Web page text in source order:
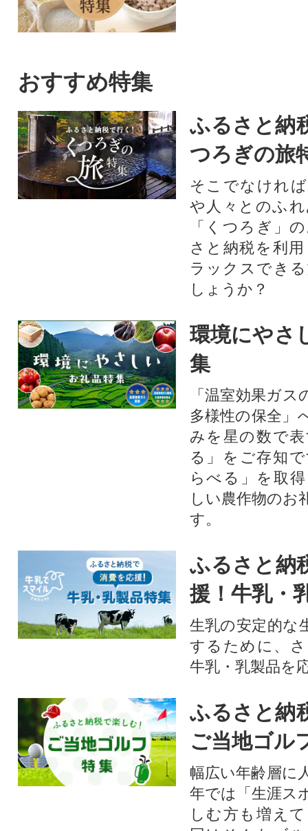
おすすめ特集
ふるさと納
つろぎの旅
そこでなけれ
や人々とのふ
「くつろぎ」
さと納税を利
ラックスでき
しょうか？
環境にやさ
集
「温室効果ガ
多様性の保全」
みを星の数で
る」をご存知
らべる」を取
しい農作物のお
す。​
ふるさと納
援！牛乳・
生乳の安定的な
するために、
牛乳・乳製品を
ふるさと納
ご当地ゴル
幅広い年齢層に
年では「生涯ス
しむ方も増え